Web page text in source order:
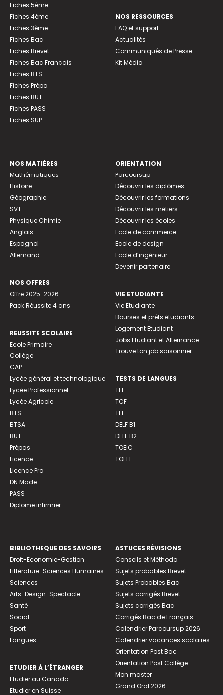
Fiches 5ème
Fiches 4ème
Fiches 3ème
Fiches Bac
Fiches Brevet
Fiches Bac Français
Fiches BTS
Fiches Prépa
Fiches BUT
Fiches PASS
Fiches SUP
NOS RESSOURCES
FAQ et support
Actualités
Communiqués de Presse
Kit Média
NOS MATIÈRES
Mathématiques
Histoire
Géographie
SVT
Physique Chimie
Anglais
Espagnol
Allemand
NOS OFFRES
Offre 2025-2026
Pack Réussite 4 ans
REUSSITE SCOLAIRE
Ecole Primaire
Collège
CAP
Lycée général et technologique
Lycée Professionnel
Lycée Agricole
BTS
BTSA
BUT
Prépas
Licence
Licence Pro
DN Made
PASS
Diplome infirmier
ORIENTATION
Parcoursup
Découvrir les diplômes
Découvrir les formations
Découvrir les métiers
Découvrir les écoles
Ecole de commerce
Ecole de design
Ecole d’ingénieur
Devenir partenaire
VIE ETUDIANTE
Vie Etudiante
Bourses et prêts étudiants
Logement Etudiant
Jobs Etudiant et Alternance
Trouve ton job saisonnier
TESTS DE LANGUES
TFI
TCF
TEF
DELF B1
DELF B2
TOEIC
TOEFL
BIBLIOTHEQUE DES SAVOIRS
Droit-Economie-Gestion
Littérature-Sciences Humaines
Sciences
Arts-Design-Spectacle
Santé
Social
Sport
Langues
ETUDIER À L’ÉTRANGER
Etudier au Canada
Etudier en Suisse
ASTUCES RÉVISIONS
Conseils et Méthodo
Sujets probables Brevet
Sujets Probables Bac
Sujets corrigés Brevet
Sujets corrigés Bac
Corrigés Bac de Français
Calendrier Parcoursup 2026
Calendrier vacances scolaires
Orientation Post Bac
Orientation Post Collège
Mon master
Grand Oral 2026